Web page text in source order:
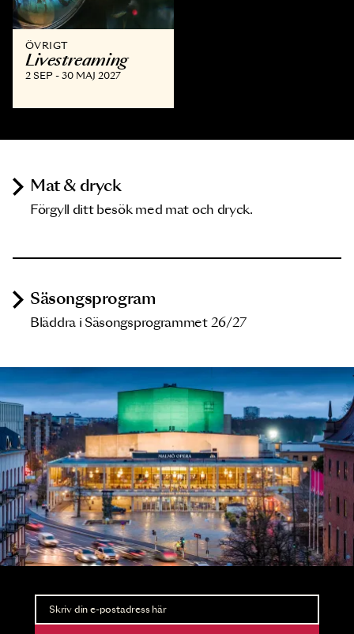
ÖVRIGT
Livestreaming
2 SEP - 30 MAJ 2027
Mat & dryck
Förgyll ditt besök med mat och dryck.
Säsongsprogram
Bläddra i Säsongsprogrammet 26/27
Nyhetsbrev
Ta del av förhandsinformation och biljettsläpp.